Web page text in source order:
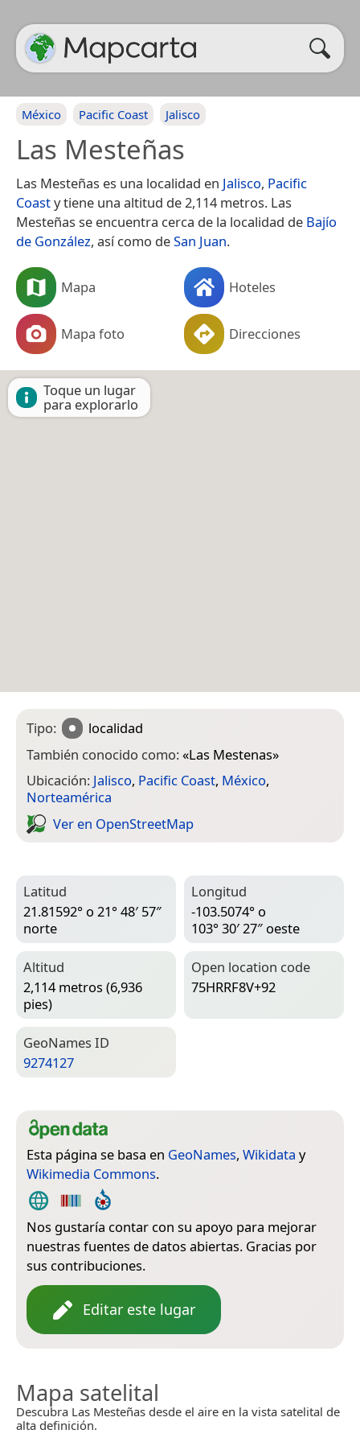
México Pacific Coast Jalisco
Las Mesteñas
Las Mesteñas es una localidad en Jalisco, Pacific
Coasty tiene una altitud de 2,114 metros. Las
Mesteñas se encuentra cerca de la localidad de Bajío
de González, así como deSan Juan.
Mapa Hoteles
Mapa foto Direcciones
Toque un lugar
para explorarlo
Tipo:
localidad
También conocido como:«Las Mestenas»
Ubicación: Jalisco, Pacific Coast, México,
Norteamérica
Ver en Open­Street­Map
Latitud
21.81592° o 21° 48′ 57″
norte
Longitud
-103.5074° o
103° 30′ 27″ oeste
Altitud
2,114 metros (6,936
pies)
Open location code
75HRRF8V+92
Geo­Names ID
9274127
Esta página se basa en GeoNames, Wikidata y
Wikimedia Commons.
Nos gustaría contar con su apoyo para mejorar
nuestras fuentes de datos abiertas. Gracias por
sus contribuciones.
Editar este lugar
Mapa satelital
Descubra Las Mesteñas desde el aire en la vista satelital de
alta definición.